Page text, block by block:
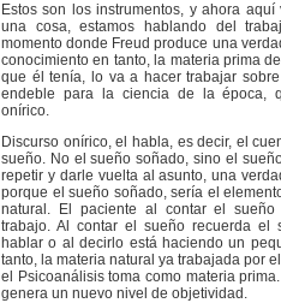
Estos son los instrumentos, y ahora
una cosa, estamos hablando del
momento donde Freud produce una
conocimiento en tanto, la materia prima
que él tenía, lo va a hacer trabajar
endeble para la ciencia de la época,
onírico.
Discurso onírico, el habla, es decir, el
sueño. No el sueño soñado, sino el
repetir y darle vuelta al asunto, una
porque el sueño soñado, sería el
natural. El paciente al contar el
trabajo. Al contar el sueño recuerda el
hablar o al decirlo está haciendo un
tanto, la materia natural ya trabajada por
el Psicoanálisis toma como materia
genera un nuevo nivel de objetividad.